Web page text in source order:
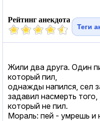
Рейтинг анекдота
Теги
Жили два друга. Один
который пил,
однажды напился, сел
задавил насмерть того,
который не пил.
Мораль: пей - умрешь и